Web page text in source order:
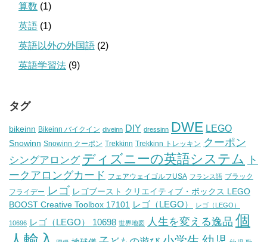
算数 (1)
英語 (1)
英語以外の外国語 (2)
英語学習法 (9)
タグ
bikeinn Bikeinn バイクイン diveinn DIY dressinn DWE LEGO
Snowinn Snowinn クーポン Trekkinn Trekkinn トレッキン クーポン
シングアロング ディズニーの英語システム
ト
ークアロングカード フェアウェイゴルフUSA フランス語 ブラック
フライデー レゴ レゴブースト クリエイティブ・ボックス LEGO
BOOST Creative Toolbox 17101 レゴ（LEGO） レゴ（LEGO）
10696 レゴ（LEGO） 10698 世界地図 人生を変える逸品 個